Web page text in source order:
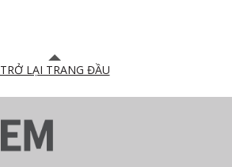
TRỞ LẠI TRANG ĐẦU